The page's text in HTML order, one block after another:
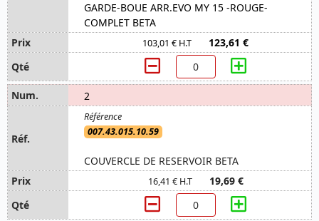
GARDE-BOUE ARR.EVO MY 15 -ROUGE-
COMPLET BETA
103,01 € H.T 123,61 €
2
007.43.015.10.59
COUVERCLE DE RESERVOIR BETA
16,41 € H.T 19,69 €